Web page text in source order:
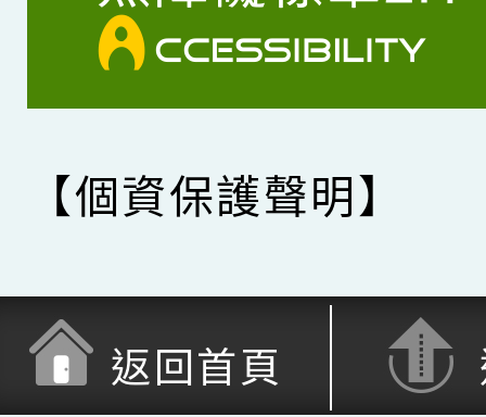
【個資保護聲明】
返回首頁